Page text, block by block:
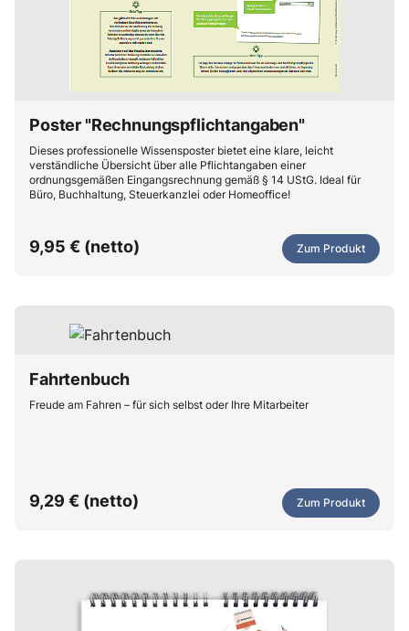
Poster "Rechnungspflichtangaben"
Dieses professionelle Wissensposter bietet eine klare, leicht
verständliche Übersicht über alle Pflichtangaben einer
ordnungsgemäßen Eingangsrechnung gemäß § 14 UStG. Ideal für
Büro, Buchhaltung, Steuerkanzlei oder Homeoffice!
9,95 € (netto) Zum Produkt
Fahrtenbuch
Freude am Fahren – für sich selbst oder Ihre Mitarbeiter
9,29 € (netto) Zum Produkt